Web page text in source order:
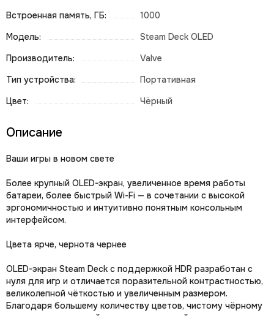
Встроенная память, ГБ:
1000
Модель:
Steam Deck OLED
Производитель:
Valve
Тип устройства:
Портативная
Цвет:
Чёрный
Описание
Ваши игры в новом свете
Более крупный OLED-экран, увеличенное время работы
батареи, более быстрый Wi-Fi — в сочетании с высокой
эргономичностью и интуитивно понятным консольным
интерфейсом.
Цвета ярче, чернота чернее
OLED-экран Steam Deck с поддержкой HDR разработан с
нуля для игр и отличается поразительной контрастностью,
великолепной чёткостью и увеличенным размером.
Благодаря большему количеству цветов, чистому чёрному